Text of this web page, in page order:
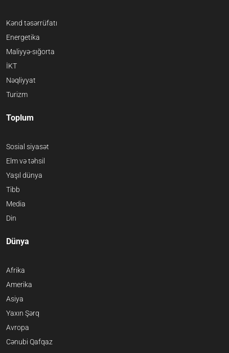
Kənd təsərrüfatı
Energetika
Maliyyə-sığorta
İKT
Nəqliyyat
Turizm
Toplum
Sosial siyasət
Elm və təhsil
Yaşıl dünya
Tibb
Media
Din
Dünya
Afrika
Amerika
Asiya
Yaxın Şərq
Avropa
Cənubi Qafqaz